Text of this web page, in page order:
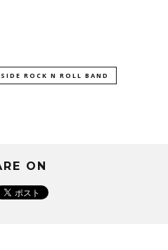
ROCK N ROLL BAND
ON